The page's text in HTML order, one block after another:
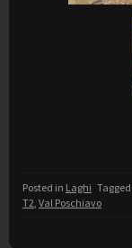
Posted in Laghi Tagged
T2 Val Poschiavo